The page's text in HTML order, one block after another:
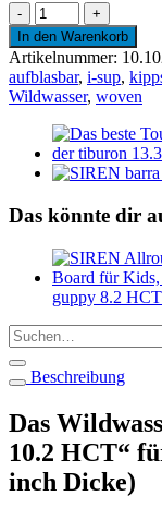
snapper
10.2
HCT
-
Wildwasser
i-
SUP
Board
Menge
In den Warenkorb
Artikelnummer:
aufblasbar, i-sup,
Wildwasser, woven
Das könnte dir
guppy 8.2
Suchen
nach:
Beschreibung
Das
10.2 HCT“
inch Dicke)